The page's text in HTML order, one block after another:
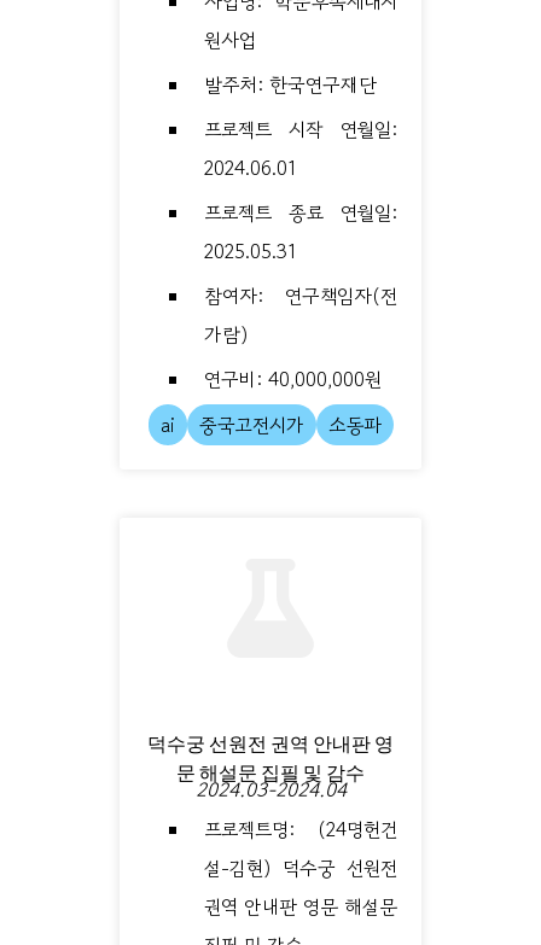
원사업
발주처: 한국연구재단
프로젝트 시작 연월일:
2024.06.01
프로젝트 종료 연월일:
2025.05.31
참여자: 연구책임자(전
가람)
연구비: 40,000,000원
ai
중국고전시가 소동파
덕수궁 선원전 권역 안내판 영
문 해설문 집필 및 감수
2024.03-2024.04
프로젝트명: (24명헌건
설-김현) 덕수궁 선원전
권역 안내판 영문 해설문